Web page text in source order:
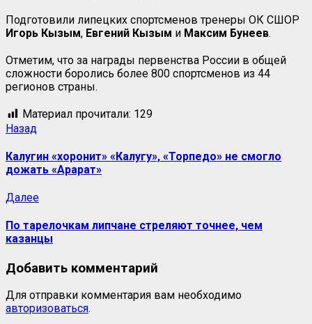
Подготовили липецких спортсменов тренеры ОК СШОР
Игорь Кызым, Евгений Кызым и Максим Бунеев.
Отметим, что за награды первенства России в общей
сложности боролись более 800 спортсменов из 44
регионов страны.
Материал прочитали: 129
Навигация
записи
Назад
Калугин «хоронит» «Калугу», «Торпедо» не смогло
дожать «Арарат»
ДалееСледующая
По тарелочкам липчане стреляют точнее, чем
казанцы
Добавить комментарий
Для отправки комментария вам необходимо
авторизоваться.